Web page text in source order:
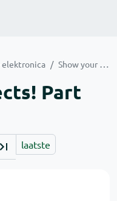
elektronica Show your projects! Part 12.
Part
laatste